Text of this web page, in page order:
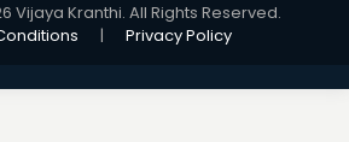
Vijaya Kranthi. All Rights Reserved.
| Privacy Policy